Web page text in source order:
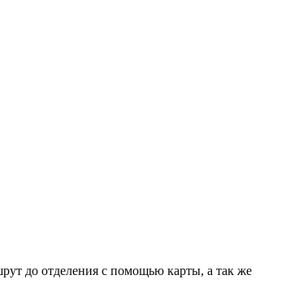
до отделения с помощью карты, а так же